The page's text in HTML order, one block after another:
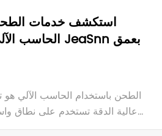
استكشف خدمات
الحاسب الآلي الخاصة بـ JeaSnn بعمق
الطحن باستخدام الحاسب الآلي هو
عالية الدقة تستخدم على نطاق
التحويلية، ومناسبة لإنتاج